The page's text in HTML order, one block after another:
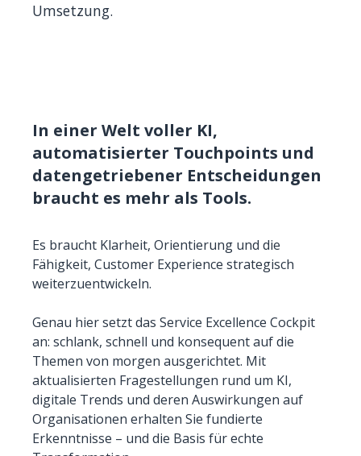
Umsetzung.
In einer Welt voller KI,
automatisierter Touchpoints und
datengetriebener Entscheidungen
braucht es mehr als Tools.
Es braucht Klarheit, Orientierung und die
Fähigkeit, Customer Experience strategisch
weiterzuentwickeln.
Genau hier setzt das Service Excellence Cockpit
an: schlank, schnell und konsequent auf die
Themen von morgen ausgerichtet. Mit
aktualisierten Fragestellungen rund um KI,
digitale Trends und deren Auswirkungen auf
Organisationen erhalten Sie fundierte
Erkenntnisse – und die Basis für echte